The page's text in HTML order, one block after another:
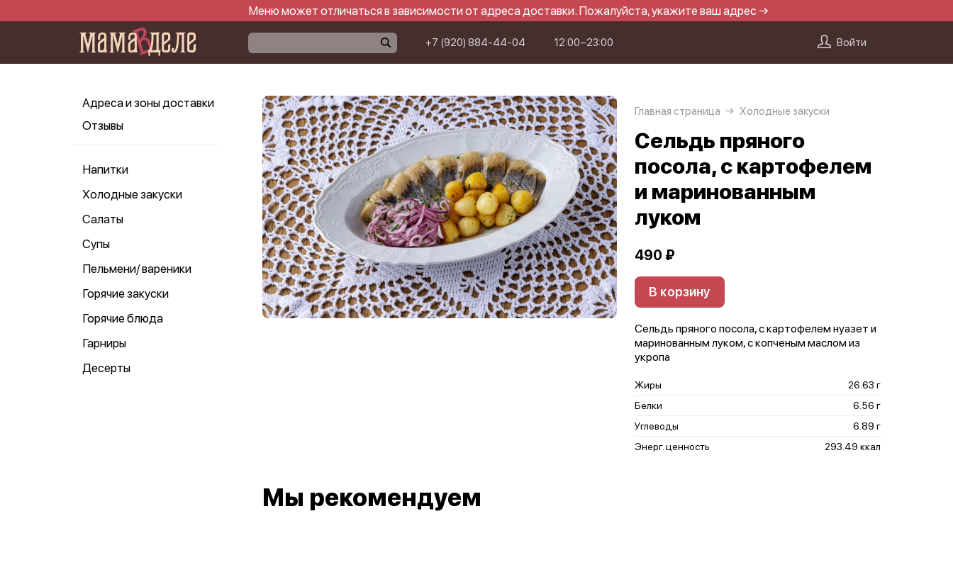
Меню может отличаться в зависимости от адреса доставки. Пожалуйста, укажите ваш адрес →
+7 (920) 884-44-04 12:00−23:00 Войти
Адреса и зоны доставки
Отзывы
Напитки
Холодные закуски
Салаты
Супы
Пельмени/ вареники
Горячие закуски
Горячие блюда
Гарниры
Десерты
Главная страница Холодные закуски
Сельдь пряного
посола, с картофелем
и маринованным
луком
490 ₽
В корзину
Сельдь пряного посола, с картофелем нуазет и
маринованным луком, с копченым маслом из
укропа
Жиры
26.63 г
Белки
6.56 г
Углеводы
6.89 г
Энерг. ценность
293.49 ккал
Мы рекомендуем